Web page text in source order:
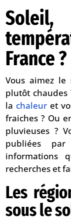
France ?
Vous aimez le
plutôt chaudes
la chaleur et
fraiches ? Ou
pluvieuses ?
publiées par
informations
recherches et
Les
sous le